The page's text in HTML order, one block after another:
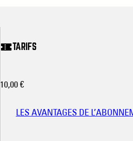
TARIFS
10,00 €
LES AVANTAGES DE